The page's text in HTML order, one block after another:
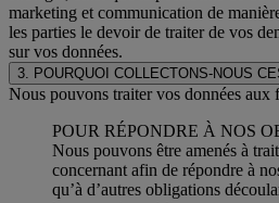
marketing et communication de
les parties le devoir de traiter de vos
sur vos données.
3. POURQUOI COLLECTONS-NOUS
Nous pouvons traiter vos données aux
POUR RÉPONDRE À NOS
Nous pouvons être amenés à
concernant afin de répondre à
qu’à d’autres obligations